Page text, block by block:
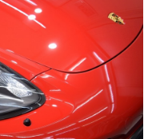
ご予約